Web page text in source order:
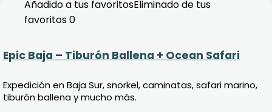
Añadido a tus favoritosEliminado de tus
favoritos0
Epic Baja – Tiburón Ballena + Ocean Safari
Expedición en Baja Sur, snorkel, caminatas, safari marino,
tiburón ballena y mucho más.